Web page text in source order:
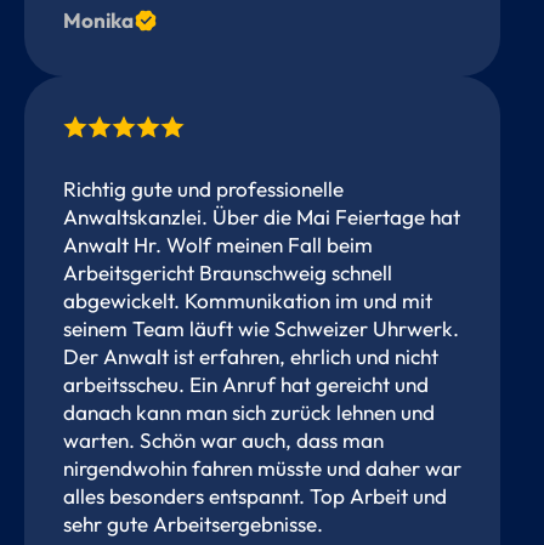
Monika
Richtig gute und professionelle
Anwaltskanzlei. Über die Mai Feiertage hat
Anwalt Hr. Wolf meinen Fall beim
Arbeitsgericht Braunschweig schnell
abgewickelt. Kommunikation im und mit
seinem Team läuft wie Schweizer Uhrwerk.
Der Anwalt ist erfahren, ehrlich und nicht
arbeitsscheu. Ein Anruf hat gereicht und
danach kann man sich zurück lehnen und
warten. Schön war auch, dass man
nirgendwohin fahren müsste und daher war
alles besonders entspannt. Top Arbeit und
sehr gute Arbeitsergebnisse.